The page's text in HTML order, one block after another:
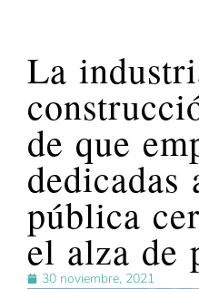
La
de que
dedicadas
pública
el alza de
30 noviembre, 2021